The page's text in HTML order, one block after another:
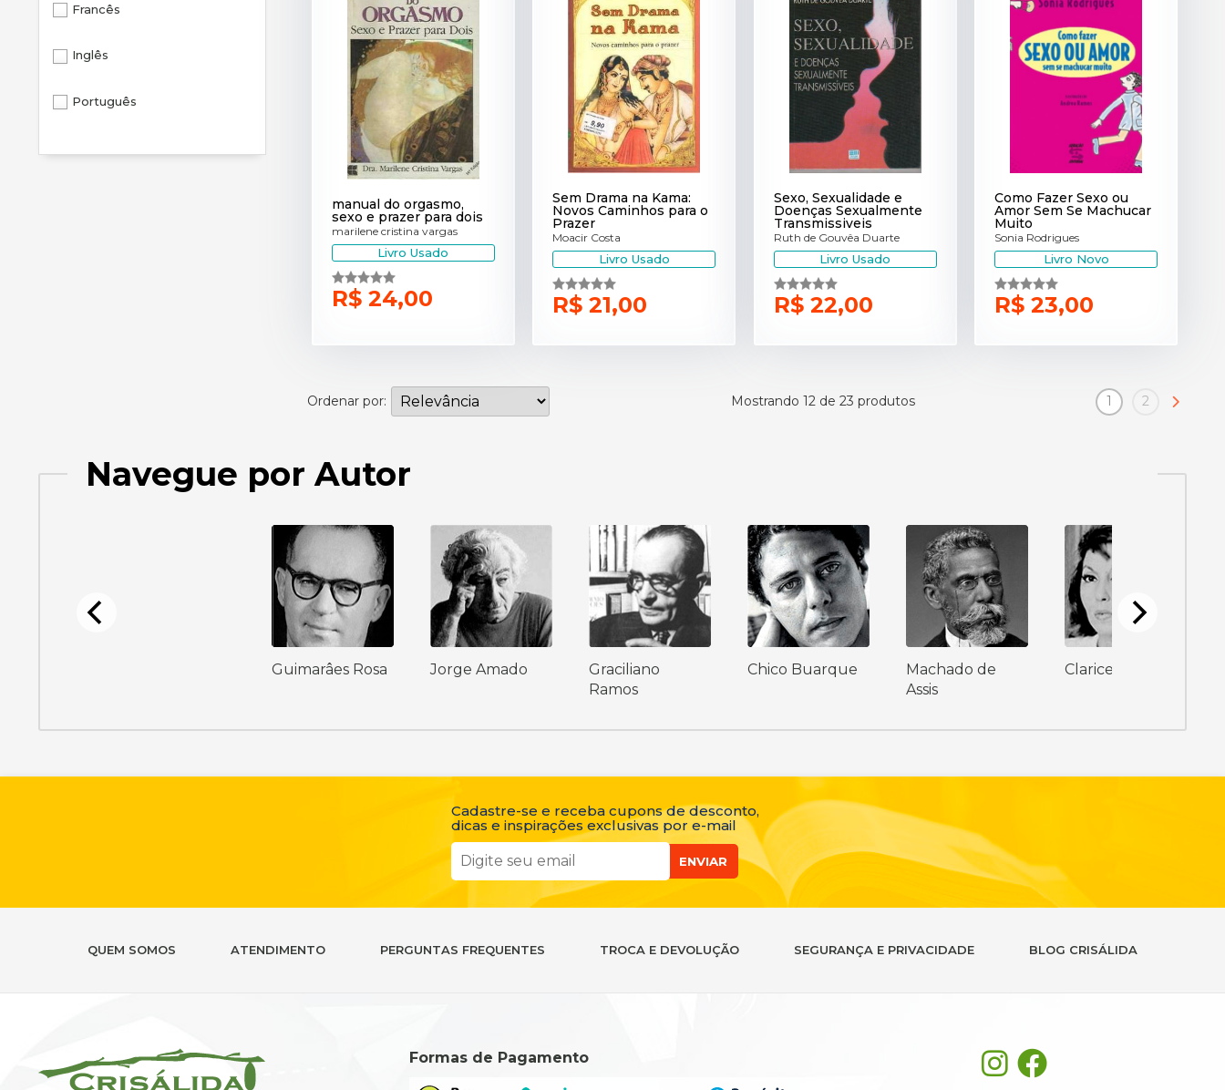
Rocco (1)
Francês
Inglês
Português
manual do orgasmo,
sexo e prazer para dois
marilene cristina vargas
Livro Usado
R$ 24,00
Sem Drama na Kama:
Novos Caminhos para o
Prazer
Moacir Costa
Livro Usado
R$ 21,00
Sexo, Sexualidade e
Doenças Sexualmente
Transmissiveis
Ruth de Gouvêa Duarte
Livro Usado
R$ 22,00
Como Fazer Sexo ou
Amor Sem Se Machucar
Muito
Sonia Rodrigues
Livro Novo
R$ 23,00
Ordenar por: Mostrando 12 de 23 produtos 1 2
Navegue por Autor
Machado de
Assis
Clarice Lispector
Guimarâes Rosa Jorge Amado
Graciliano
Ramos
Chico Buarque
Cadastre-se e receba cupons de desconto,
dicas e inspirações exclusivas por e-mail
ENVIAR
QUEM SOMOS ATENDIMENTO PERGUNTAS FREQUENTES TROCA E DEVOLUÇÃO SEGURANÇA E PRIVACIDADE BLOG CRISÁLIDA
Formas de Pagamento